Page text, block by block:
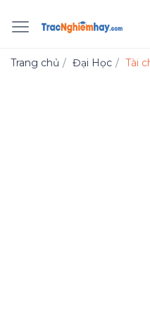
Trang chủ Đại Học Tài